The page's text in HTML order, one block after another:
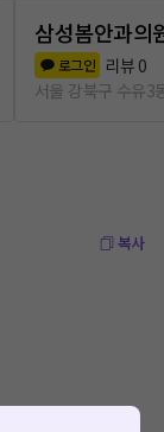
삼성봄안과의
로그인 리뷰 0
서울 강북구 수유3
복사